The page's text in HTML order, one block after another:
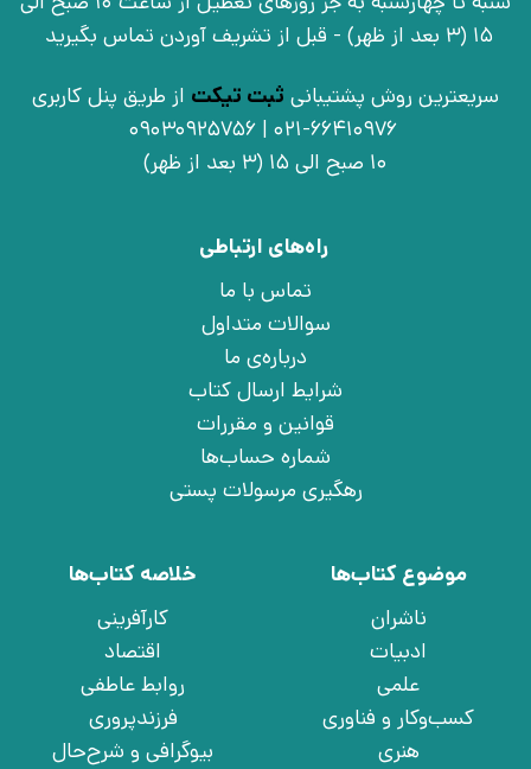
15 (3 بعد از ظهر) - قبل از تشریف آوردن تماس بگیرید
سریعترین روش پشتیبانی ثبت تیکت از طریق پنل کاربری
021-66410976 | 09030925756
10 صبح الی 15 (3 بعد از ظهر)
راه‌های ارتباطی
تماس با ما
سوالات متداول
درباره‌ی ما
شرایط ارسال کتاب
قوانین و مقررات
شماره حساب‌ها
رهگیری مرسولات پستی
موضوع کتاب‌ها
ناشران
ادبیات
علمی
کسب‌وکار و فناوری
هنری
خلاصه کتاب‌ها
کارآفرینی
اقتصاد
روابط عاطفی
فرزندپروری
بیوگرافی و شرح‌حال